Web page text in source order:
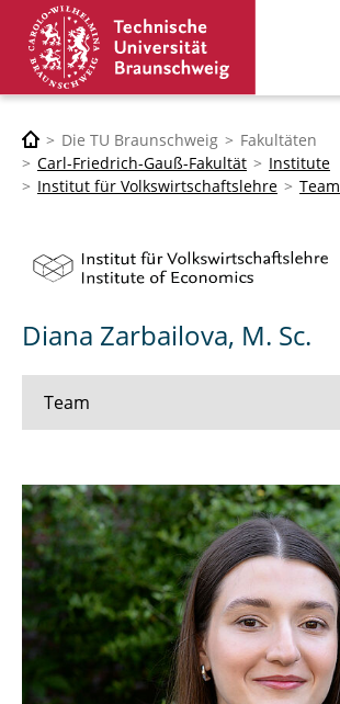
Die TU Braunschweig
Fakultäten
Carl-Friedrich-Gauß-Fakultät
Institute
Institut für Volkswirtschaftslehre
Team
Diana Zarbailova, M. Sc.
Team
Prof. Dr. Markus Ludwig
Sekretariat
Jonas Klärchen
Sonja Kurzbach